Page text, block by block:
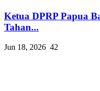
Ketua DPRP Papua
Tahan...
Jun 18, 2026 42